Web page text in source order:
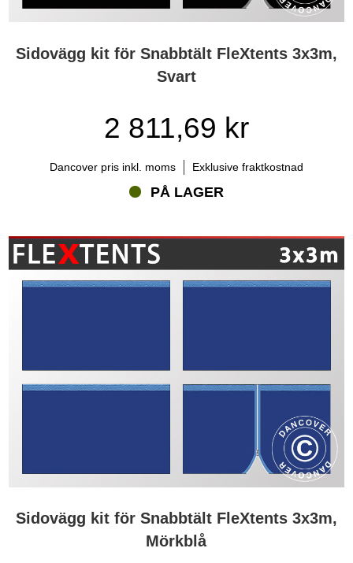
Sidovägg kit för Snabbtält FleXtents 3x3m,
Svart
2 811,69 kr
Dancover pris inkl. moms Exklusive fraktkostnad
PÅ LAGER
Sidovägg kit för Snabbtält FleXtents 3x3m,
Mörkblå